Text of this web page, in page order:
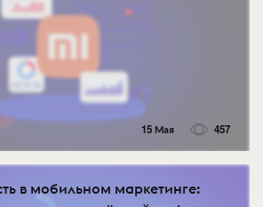
15 Мая 457
в мобильном маркетинге: